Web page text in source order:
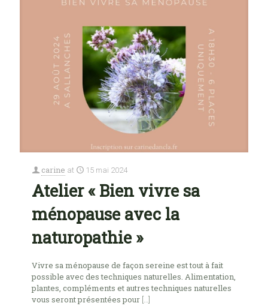
carine at 15 mai 2024
Atelier « Bien vivre sa
ménopause avec la
naturopathie »
Vivre sa ménopause de façon sereine est tout à fait
possible avec des techniques naturelles. Alimentation,
plantes, compléments et autres techniques naturelles
vous seront présentées pour […]